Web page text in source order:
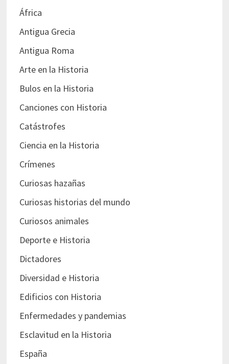
África
Antigua Grecia
Antigua Roma
Arte en la Historia
Bulos en la Historia
Canciones con Historia
Catástrofes
Ciencia en la Historia
Crímenes
Curiosas hazañas
Curiosas historias del mundo
Curiosos animales
Deporte e Historia
Dictadores
Diversidad e Historia
Edificios con Historia
Enfermedades y pandemias
Esclavitud en la Historia
España